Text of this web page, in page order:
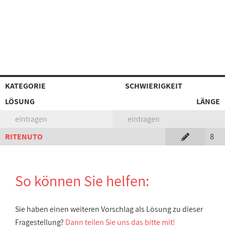
KATEGORIE
SCHWIERIGKEIT
LÖSUNG
LÄNGE
eintragen
eintragen
RITENUTO
8
So können Sie helfen:
Sie haben einen weiteren Vorschlag als Lösung zu dieser
Fragestellung? Dann teilen Sie uns das bitte mit!